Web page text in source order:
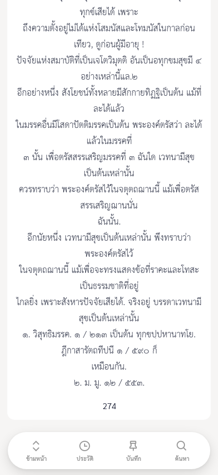
ทุกข์เสียได้ เพราะ
ถึงความตั้งอยู่ไม่ได้แห่งโสมนัสและโทมนัสในกาลก่อน
เทียว, ดูก่อนผู้มีอายุ !
ปัจจัยแห่งสมาบัติที่เป็นเจโตวิมุตติ อันเป็นอทุกขมสุขมี ๔
อย่างเหล่านี้แล.๒
อีกอย่างหนึ่ง สังโยชน์ทั้งหลายมีสักกายทิฏฐิเป็นต้น แม้ที่
ละได้แล้ว
ในมรรคอื่นมีโสดาปัตติมรรคเป็นต้น พระองค์ตรัสว่า ละได้
แล้วในมรรคที่
๓ นั้น เพื่อตรัสสรรเสริญมรรคที่ ๓ ฉันใด เวทนามีสุข
เป็นต้นเหล่านั้น
ควรทราบว่า พระองค์ตรัสไว้ในจตุตถฌานนี้ แม้เพื่อตรัส
สรรเสริญฌานนั่น
ฉันนั้น.
อีกนัยหนึ่ง เวทนามีสุขเป็นต้นเหล่านั้น พึงทราบว่า
พระองค์ตรัสไว้
ในจตุตถฌานนี้ แม้เพื่อจะทรงแสดงข้อที่ราคะและโทสะ
เป็นธรรมชาติที่อยู่
ไกลยิ่ง เพราะสังหารปัจจัยเสียได้. จริงอยู่ บรรดาเวทนามี
สุขเป็นต้นเหล่านั้น
๑. วิสุทธิมรรค. ๑ / ๒๑๓ เป็นต้น ทุกขปฺปหานาทโย.
ฎีกาสารัตถทีปนี ๑ / ๕๙๐ ก็
เหมือนกัน.
๒. ม. มู. ๑๒ / ๕๕๓.
274
ข้ามหน้า ประวัติ บันทึก ค้นหา